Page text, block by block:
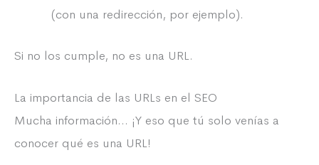
(con una redirección, por ejemplo).
Si no los cumple, no es una URL.
La importancia de las URLs en el SEO
Mucha información… ¡Y eso que tú solo venías a
conocer qué es una URL!